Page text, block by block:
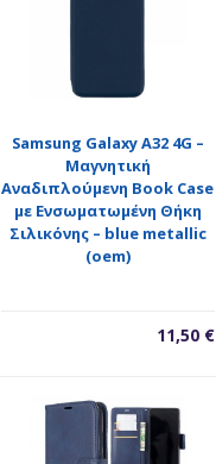
Samsung Galaxy A32 4G –
Μαγνητική
Αναδιπλούμενη Book Case
με Ενσωματωμένη Θήκη
Σιλικόνης – blue metallic
(oem)
11,50 €